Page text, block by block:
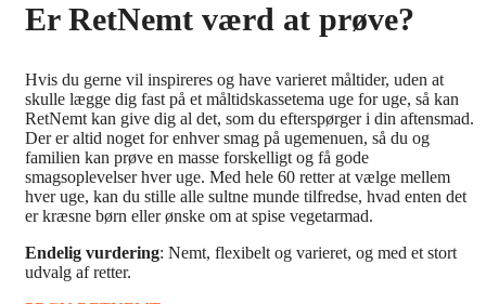
Er RetNemt værd at prøve?
Hvis du gerne vil inspireres og have varieret måltider, uden at
skulle lægge dig fast på et måltidskassetema uge for uge, så kan
RetNemt kan give dig al det, som du efterspørger i din aftensmad.
Der er altid noget for enhver smag på ugemenuen, så du og
familien kan prøve en masse forskelligt og få gode
smagsoplevelser hver uge. Med hele 60 retter at vælge mellem
hver uge, kan du stille alle sultne munde tilfredse, hvad enten det
er kræsne børn eller ønske om at spise vegetarmad.
Endelig vurdering: Nemt, flexibelt og varieret, og med et stort
udvalg af retter.